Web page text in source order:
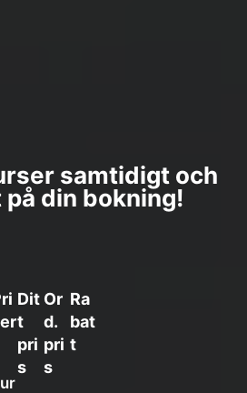
samtidigt och
din bokning!
Dit
t
pri
s
Or
d.
pri
s
Ra
bat
t